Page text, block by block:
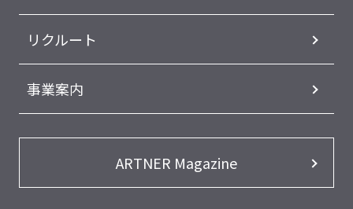
リクルート
事業案内
ARTNER Magazine